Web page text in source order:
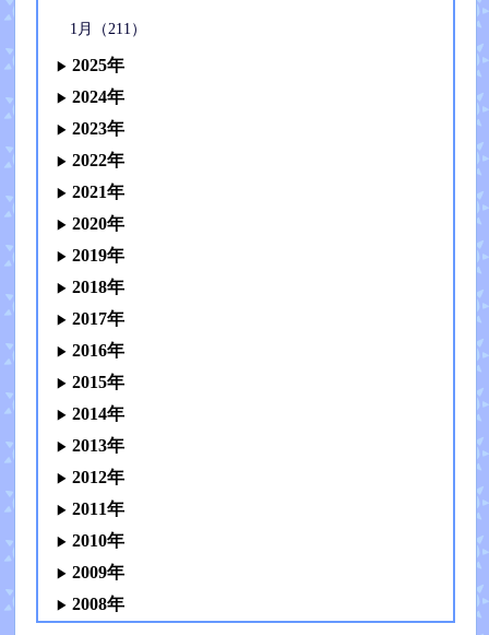
1月（211）
2025年
2024年
2023年
2022年
2021年
2020年
2019年
2018年
2017年
2016年
2015年
2014年
2013年
2012年
2011年
2010年
2009年
2008年